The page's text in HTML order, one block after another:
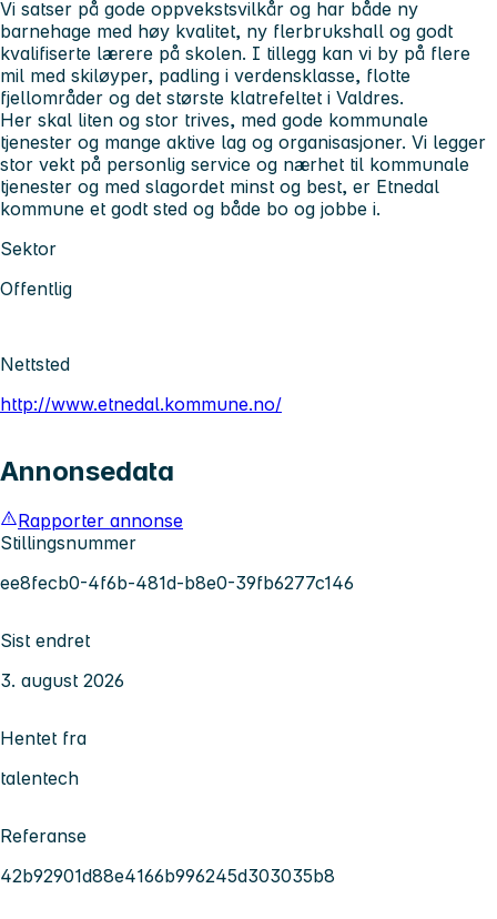
Vi satser på gode oppvekstsvilkår og har både ny
barnehage med høy kvalitet, ny flerbrukshall og godt
kvalifiserte lærere på skolen. I tillegg kan vi by på flere
mil med skiløyper, padling i verdensklasse, flotte
fjellområder og det største klatrefeltet i Valdres.
Her skal liten og stor trives, med gode kommunale
tjenester og mange aktive lag og organisasjoner. Vi legger
stor vekt på personlig service og nærhet til kommunale
tjenester og med slagordet minst og best, er Etnedal
kommune et godt sted og både bo og jobbe i.
Sektor
Offentlig
Nettsted
http://www.etnedal.kommune.no/
Annonsedata
Rapporter annonse
Stillingsnummer
ee8fecb0-4f6b-481d-b8e0-39fb6277c146
Sist endret
3. august 2026
Hentet fra
talentech
Referanse
42b92901d88e4166b996245d303035b8